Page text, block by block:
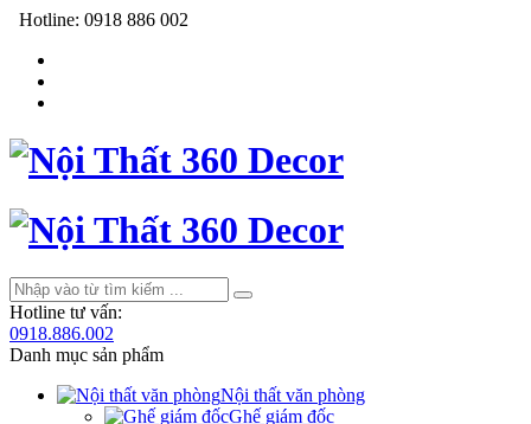
Hotline: 0918 886 002
Hotline tư vấn:
0918.886.002
Danh mục sản phẩm
Nội thất văn phòng
Ghế giám đốc